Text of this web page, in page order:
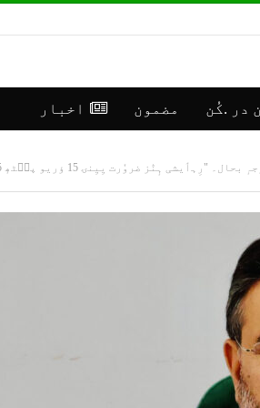
در .کُن مضمون اخبار
35 ؤرین تام ہُراونہٕ”:سید محمد الطاف بخاری
**رانبیر
کنالہ مَنٛز
وۄہر لٔڑکہِ،
**موسمیٲتی